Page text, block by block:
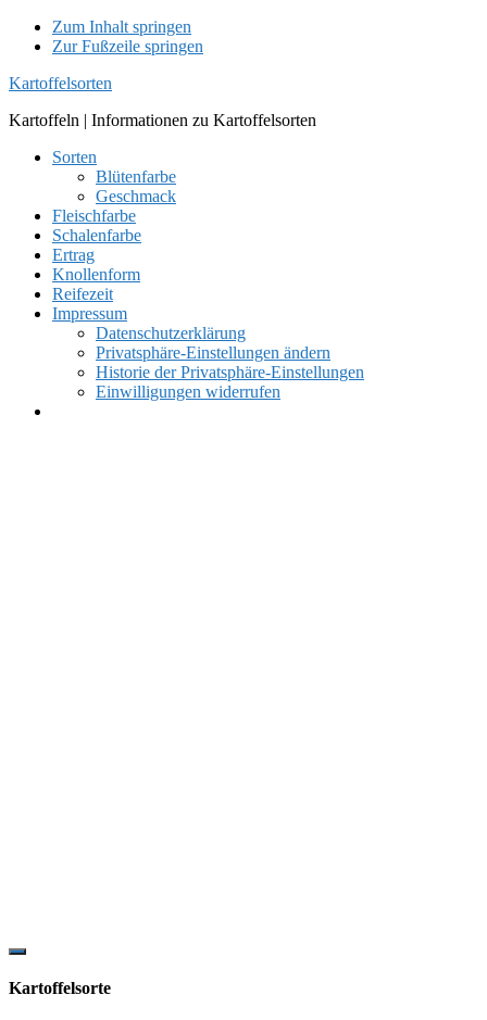
Zum Inhalt springen
Zur Fußzeile springen
Kartoffelsorten
Kartoffeln | Informationen zu Kartoffelsorten
Sorten
Blütenfarbe
Geschmack
Fleischfarbe
Schalenfarbe
Ertrag
Knollenform
Reifezeit
Impressum
Datenschutzerklärung
Privatsphäre-Einstellungen ändern
Historie der Privatsphäre-Einstellungen
Einwilligungen widerrufen
Show
Content
Kartoffelsorte